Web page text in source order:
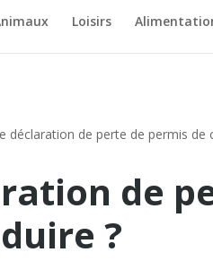
Loisirs
déclaration de perte de permis de
de
?